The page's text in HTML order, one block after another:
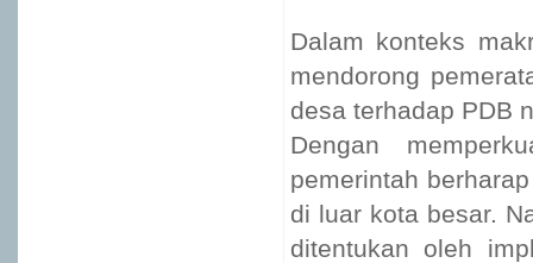
Dalam konteks
mendorong
desa terhadap PDB
Dengan
pemerintah
di luar kota besar.
ditentukan oleh